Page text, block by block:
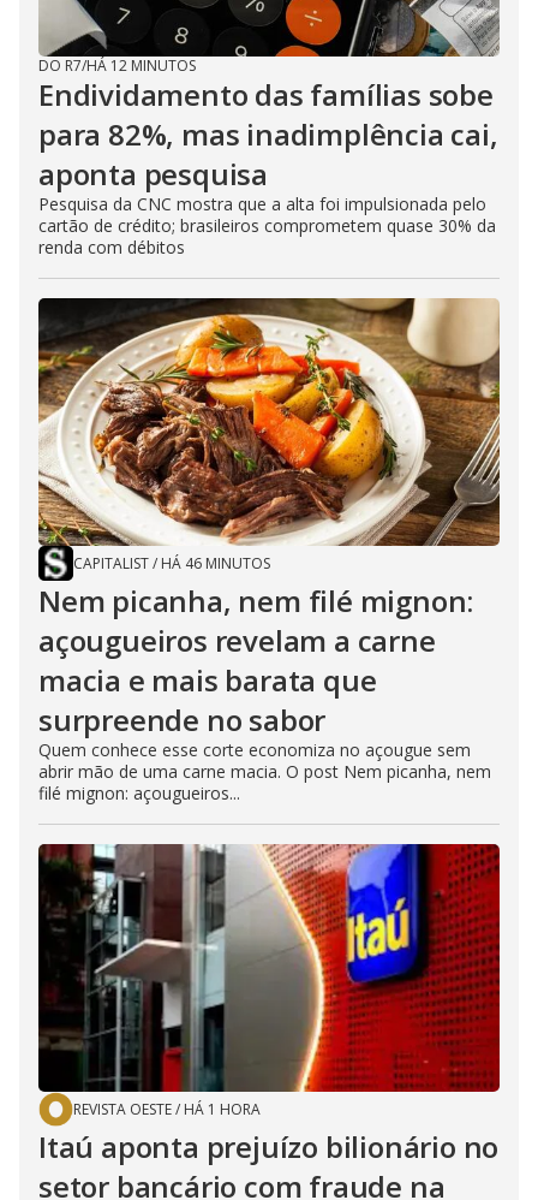
DO R7/HÁ 12 MINUTOS
Endividamento das famílias sobe
para 82%, mas inadimplência cai,
aponta pesquisa
Pesquisa da CNC mostra que a alta foi impulsionada pelo
cartão de crédito; brasileiros comprometem quase 30% da
renda com débitos
CAPITALIST/ HÁ 46 MINUTOS
Nem picanha, nem filé mignon:
açougueiros revelam a carne
macia e mais barata que
surpreende no sabor
Quem conhece esse corte economiza no açougue sem
abrir mão de uma carne macia. O post Nem picanha, nem
filé mignon: açougueiros...
REVISTA OESTE/ HÁ 1 HORA
Itaú aponta prejuízo bilionário no
setor bancário com fraude na